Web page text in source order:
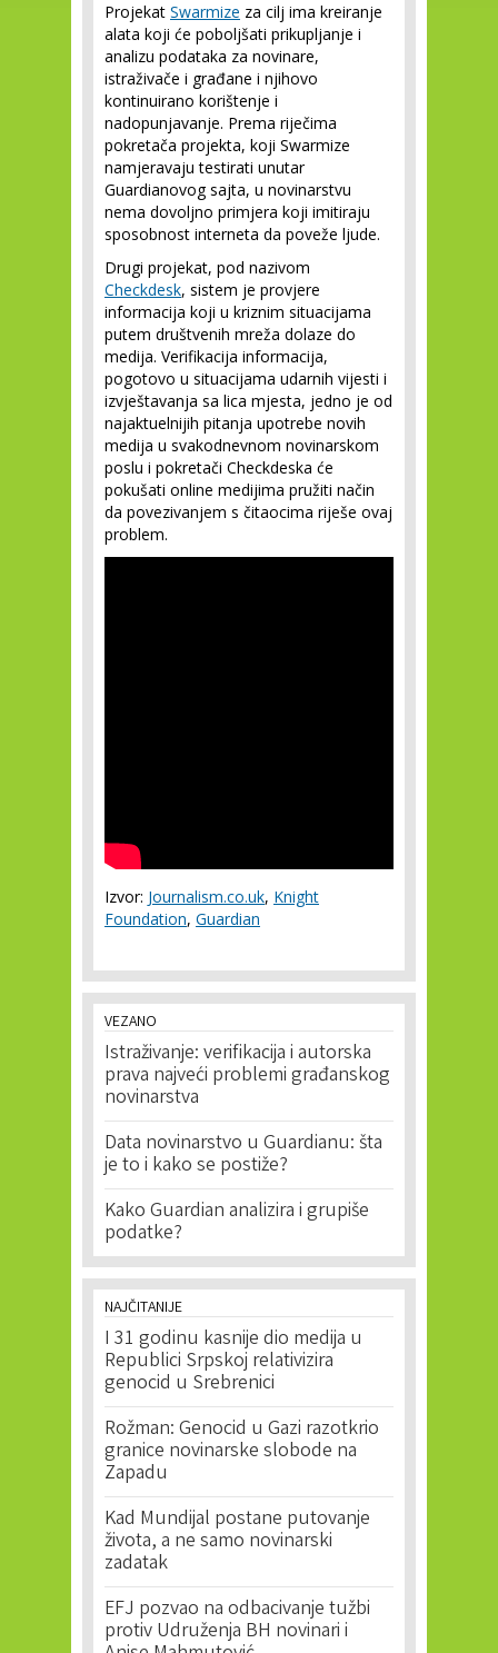
Projekat Swarmize za cilj ima kreiranje
alata koji će poboljšati prikupljanje i
analizu podataka za novinare,
istraživače i građane i njihovo
kontinuirano korištenje i
nadopunjavanje. Prema riječima
pokretača projekta, koji Swarmize
namjeravaju testirati unutar
Guardianovog sajta, u novinarstvu
nema dovoljno primjera koji imitiraju
sposobnost interneta da poveže ljude.
Drugi projekat, pod nazivom
Checkdesk, sistem je provjere
informacija koji u kriznim situacijama
putem društvenih mreža dolaze do
medija. Verifikacija informacija,
pogotovo u situacijama udarnih vijesti i
izvještavanja sa lica mjesta, jedno je od
najaktuelnijih pitanja upotrebe novih
medija u svakodnevnom novinarskom
poslu i pokretači Checkdeska će
pokušati online medijima pružiti način
da povezivanjem s čitaocima riješe ovaj
problem.
Izvor: Journalism.co.uk, Knight
Foundation, Guardian
VEZANO
Istraživanje: verifikacija i autorska
prava najveći problemi građanskog
novinarstva
Data novinarstvo u Guardianu: šta
je to i kako se postiže?
Kako Guardian analizira i grupiše
podatke?
NAJČITANIJE
I 31 godinu kasnije dio medija u
Republici Srpskoj relativizira
genocid u Srebrenici
Rožman: Genocid u Gazi razotkrio
granice novinarske slobode na
Zapadu
Kad Mundijal postane putovanje
života, a ne samo novinarski
zadatak
EFJ pozvao na odbacivanje tužbi
protiv Udruženja BH novinari i